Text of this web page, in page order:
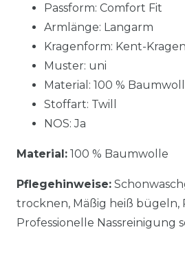
Passform: Comfort Fit
Armlänge: Langarm
Kragenform: Kent-Kragen
Muster: uni
Material: 100 %
Stoffart: Twill
NOS: Ja
Material: 100 % Baumwolle
Pflegehinweise:
trocknen, Mäßig heiß bügeln,
Professionelle Nassreinigung